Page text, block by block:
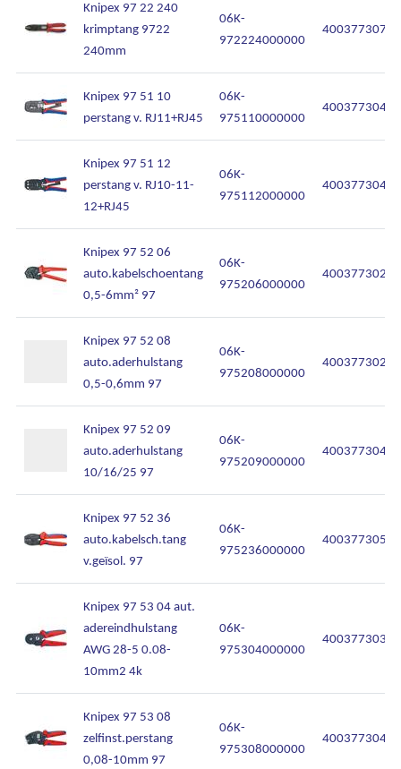
Ons assortiment
Onze merken
Onze diensten
Over Kalkhuis
Contact
Knipex 97 22 240
krimptang 9722
240mm
06K-
972224000000
Knipex 97 51 10
perstang v. RJ11+RJ45
06K-
975110000000
Knipex 97 51 12
perstang v. RJ10-11-
12+RJ45
06K-
975112000000
Knipex 97 52 06
auto.kabelschoentang
0,5-6mm² 97
06K-
975206000000
Knipex 97 52 08
auto.aderhulstang
0,5-0,6mm 97
06K-
975208000000
Knipex 97 52 09
auto.aderhulstang
10/16/25 97
06K-
975209000000
Knipex 97 52 36
auto.kabelsch.tang
v.geïsol. 97
06K-
975236000000
Knipex 97 53 04 aut.
adereindhulstang
AWG 28-5 0.08-
10mm2 4k
06K-
975304000000
Knipex 97 53 08
zelfinst.perstang
0,08-10mm 97
06K-
975308000000